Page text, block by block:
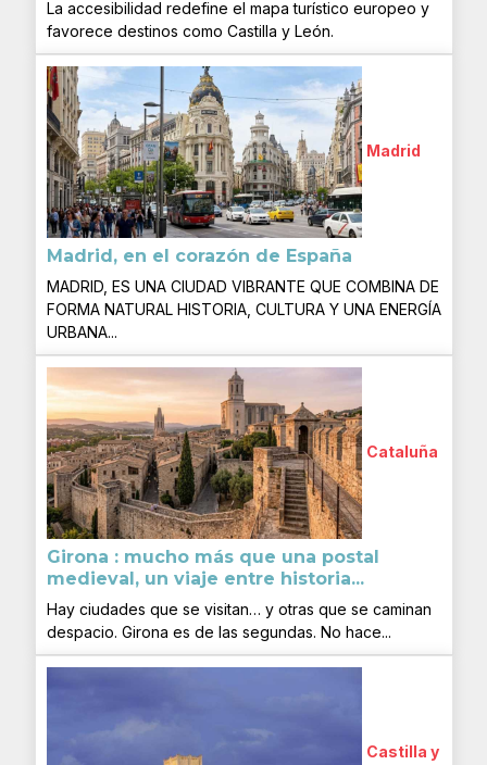
La accesibilidad redefine el mapa turístico europeo y
favorece destinos como Castilla y León.
Madrid
Madrid, en el corazón de España
MADRID, ES UNA CIUDAD VIBRANTE QUE COMBINA DE
FORMA NATURAL HISTORIA, CULTURA Y UNA ENERGÍA
URBANA...
Cataluña
Girona : mucho más que una postal
medieval, un viaje entre historia...
Hay ciudades que se visitan… y otras que se caminan
despacio. Girona es de las segundas. No hace...
Castilla y